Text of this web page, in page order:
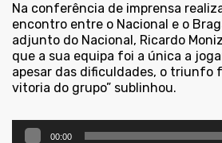
Na conferência de imprensa
encontro entre o Nacional e o
adjunto do Nacional, Ricardo
que a sua equipa foi a única a
apesar das dificuldades, o triunfo
vitoria do grupo” sublinhou.
Reprodutor
00:00